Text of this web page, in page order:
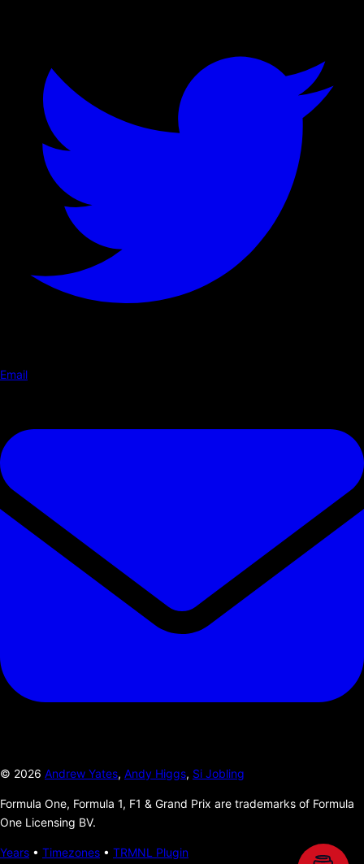
Email
© 2026 Andrew Yates, Andy Higgs, Si Jobling
Formula One, Formula 1, F1 & Grand Prix are trademarks of Formula
One Licensing BV.
Years • Timezones • TRMNL Plugin